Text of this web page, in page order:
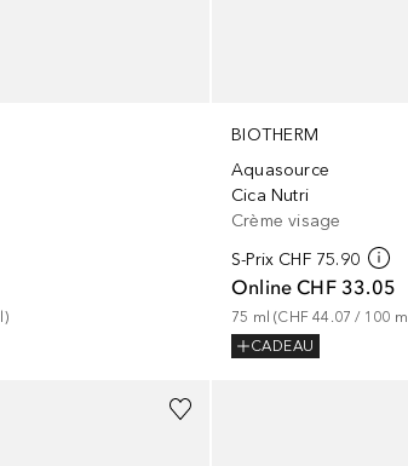
)
BIOTHERM
Aquasource
Cica Nutri
Crème visage
S-Prix CHF 75.90
Online CHF 33.05
75 ml (CHF 44.07 / 100 ml
CADEAU